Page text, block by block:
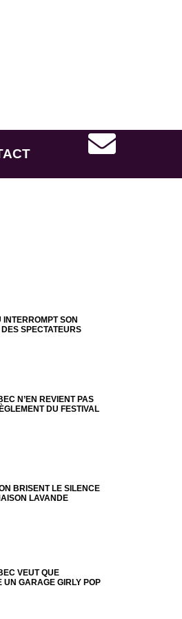
SON
SPECTATEURS
N’EN REVIENT PAS
DU FESTIVAL
BRISENT LE SILENCE
LAVANDE
VEUT QUE
UN GARAGE GIRLY POP